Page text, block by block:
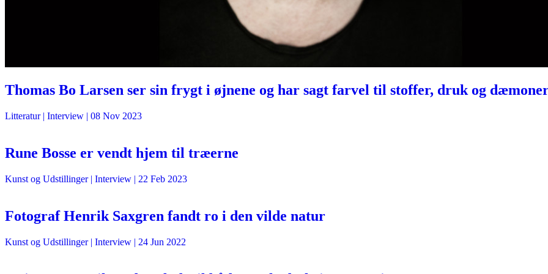
Thomas Bo Larsen ser sin frygt i øjnene og har sagt farvel til stoffer, druk og
Litteratur| Interview | 08 Nov 2023
Rune Bosse er vendt hjem til træerne
Kunst og Udstillinger| Interview | 22 Feb 2023
Fotograf Henrik Saxgren fandt ro i den vilde natur
Kunst og Udstillinger| Interview | 24 Jun 2022